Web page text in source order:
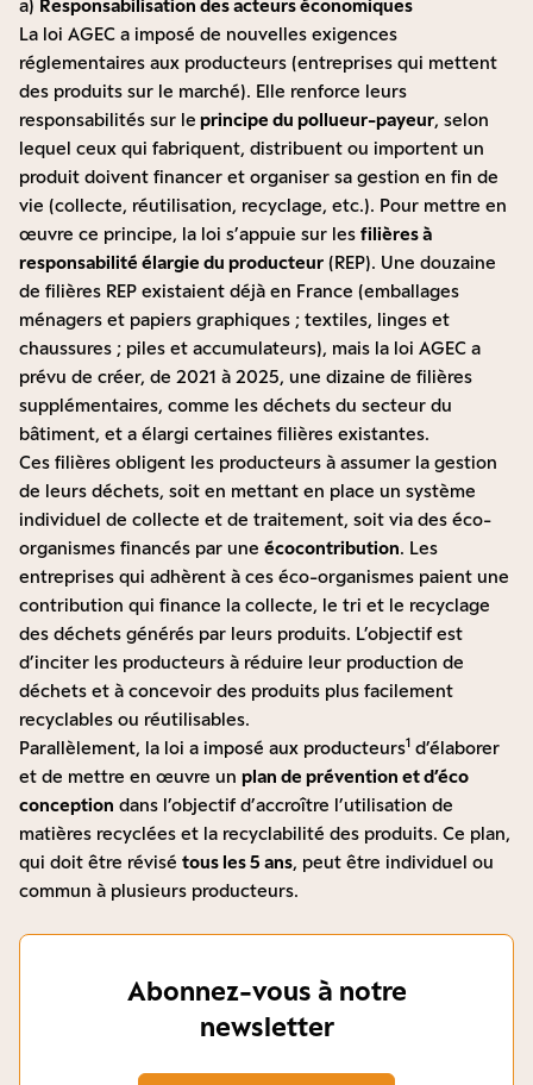
a) Responsabilisation des acteurs économiques
La loi AGEC a imposé de nouvelles exigences
réglementaires aux producteurs (entreprises qui mettent
des produits sur le marché). Elle renforce leurs
responsabilités sur le principe du pollueur-payeur, selon
lequel ceux qui fabriquent, distribuent ou importent un
produit doivent financer et organiser sa gestion en fin de
vie (collecte, réutilisation, recyclage, etc.). Pour mettre en
œuvre ce principe, la loi s’appuie sur les filières à
responsabilité élargie du producteur (REP). Une douzaine
de filières REP existaient déjà en France (emballages
ménagers et papiers graphiques ; textiles, linges et
chaussures ; piles et accumulateurs), mais la loi AGEC a
prévu de créer, de 2021 à 2025, une dizaine de filières
supplémentaires, comme les déchets du secteur du
bâtiment, et a élargi certaines filières existantes.
Ces filières obligent les producteurs à assumer la gestion
de leurs déchets, soit en mettant en place un système
individuel de collecte et de traitement, soit via des éco-
organismes financés par une écocontribution. Les
entreprises qui adhèrent à ces éco-organismes paient une
contribution qui finance la collecte, le tri et le recyclage
des déchets générés par leurs produits. L’objectif est
d’inciter les producteurs à réduire leur production de
déchets et à concevoir des produits plus facilement
recyclables ou réutilisables.
Parallèlement, la loi a imposé aux producteurs1 d’élaborer
et de mettre en œuvre un plan de prévention et d’éco
conception dans l’objectif d’accroître l’utilisation de
matières recyclées et la recyclabilité des produits. Ce plan,
qui doit être révisé tous les 5 ans, peut être individuel ou
commun à plusieurs producteurs.
Abonnez-vous à notre
newsletter